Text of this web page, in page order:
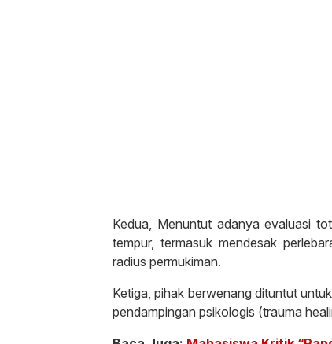
Kedua, Menuntut adanya evaluasi
tempur, termasuk mendesak
radius permukiman.
Ketiga, pihak berwenang dituntut
pendampingan psikologis (trauma